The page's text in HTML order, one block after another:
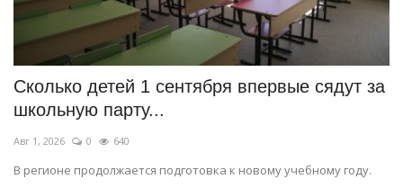
Сколько детей 1 сентября впервые сядут за
школьную парту...
Авг 1, 2026 0 640
В регионе продолжается подготовка к новому учебному году.